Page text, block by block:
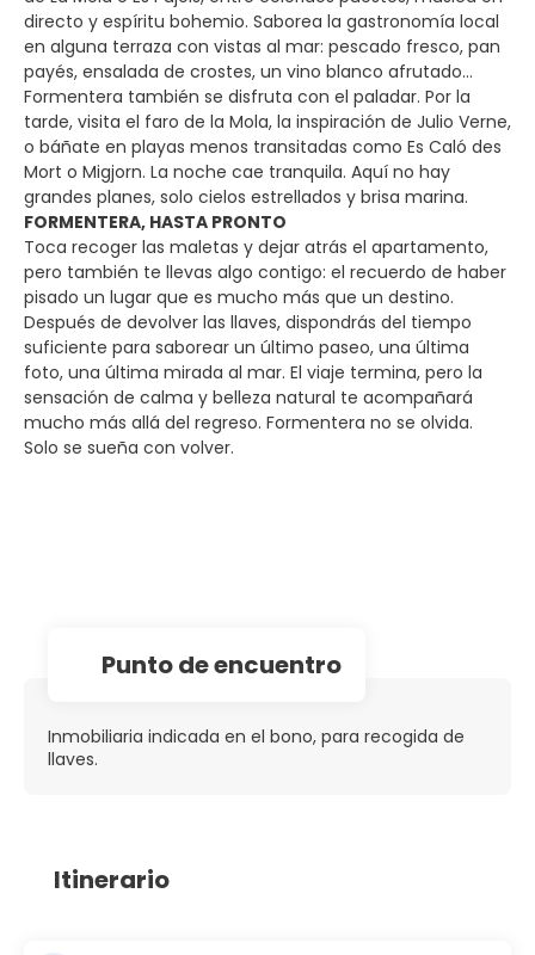
directo y espíritu bohemio. Saborea la gastronomía local
en alguna terraza con vistas al mar: pescado fresco, pan
payés, ensalada de crostes, un vino blanco afrutado…
Formentera también se disfruta con el paladar. Por la
tarde, visita el faro de la Mola, la inspiración de Julio Verne,
o báñate en playas menos transitadas como Es Caló des
Mort o Migjorn. La noche cae tranquila. Aquí no hay
grandes planes, solo cielos estrellados y brisa marina.
FORMENTERA, HASTA PRONTO
Toca recoger las maletas y dejar atrás el apartamento,
pero también te llevas algo contigo: el recuerdo de haber
pisado un lugar que es mucho más que un destino.
Después de devolver las llaves, dispondrás del tiempo
suficiente para saborear un último paseo, una última
foto, una última mirada al mar. El viaje termina, pero la
sensación de calma y belleza natural te acompañará
mucho más allá del regreso. Formentera no se olvida.
Solo se sueña con volver.
Punto de encuentro
Inmobiliaria indicada en el bono, para recogida de
llaves.
Itinerario